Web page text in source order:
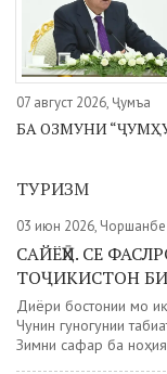
07 август 2026, Ҷумъа
БА ОЗМУНИ
ТУРИЗМ
03 июн 2026, Чоршанбе
САЙЁҲӢ. СЕ
ТОҶИКИСТОН
Диёри бостонии мо
Чунин гуногунии
Зимни сафар ба